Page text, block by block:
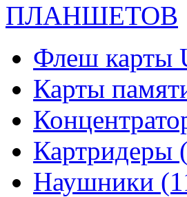
ПЛАНШЕТОВ
Флеш карты
Карты
Картридеры
Наушники